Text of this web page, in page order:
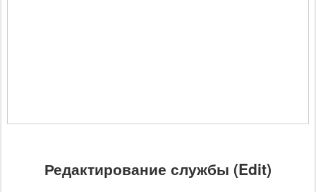
Редактирование службы (Edit)